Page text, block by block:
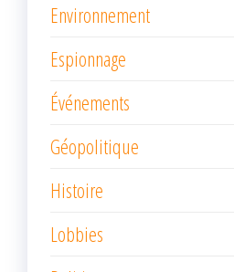
Environnement
Espionnage
Événements
Géopolitique
Histoire
Lobbies